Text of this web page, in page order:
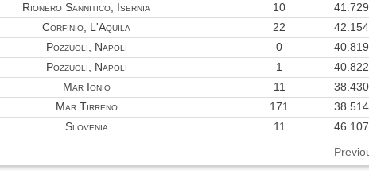
Rionero Sannitico, Isernia 10
Corfinio, L'Aquila 22
Pozzuoli, Napoli 0
Pozzuoli, Napoli 1
Mar Ionio 11
Mar Tirreno 171
Slovenia 11